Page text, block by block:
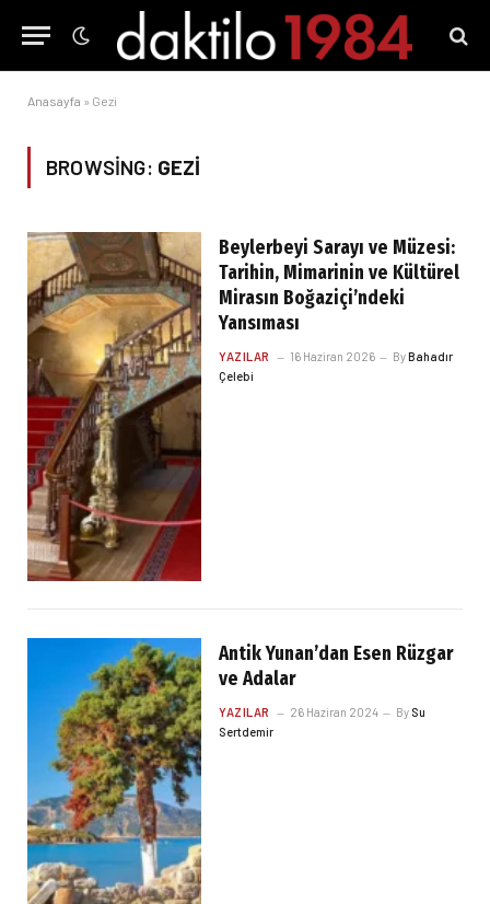
Anasayfa » Gezi
BROWSING: GEZI
Beylerbeyi Sarayı ve Müzesi:
Tarihin, Mimarinin ve Kültürel
Mirasın Boğaziçi’ndeki
Yansıması
YAZILAR 16 Haziran 2026 ByBahadır
Çelebi
Antik Yunan’dan Esen Rüzgar
ve Adalar
YAZILAR 26 Haziran 2024 By Su
Sertdemir